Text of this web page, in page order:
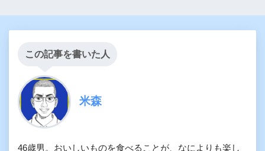
この記事を書いた人
米森
46歳男。おいしいものを食べることが、なによりも楽し